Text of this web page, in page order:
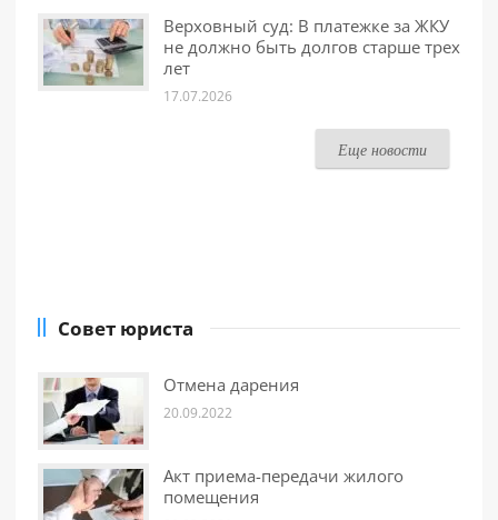
Верховный суд: В платежке за ЖКУ
не должно быть долгов старше трех
лет
17.07.2026
Еще новости
Совет юриста
Отмена дарения
20.09.2022
Акт приема-передачи жилого
помещения